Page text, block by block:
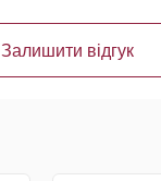
Залишити відгук